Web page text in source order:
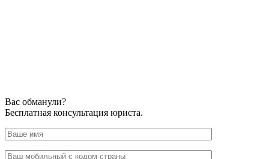
Вас обманули?
Бесплатная консультация юриста.